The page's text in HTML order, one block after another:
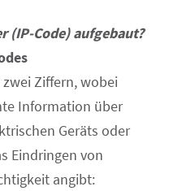
(IP-Code) aufgebaut?
Ziffern, wobei
Information über
Geräts oder
Eindringen von
angibt: